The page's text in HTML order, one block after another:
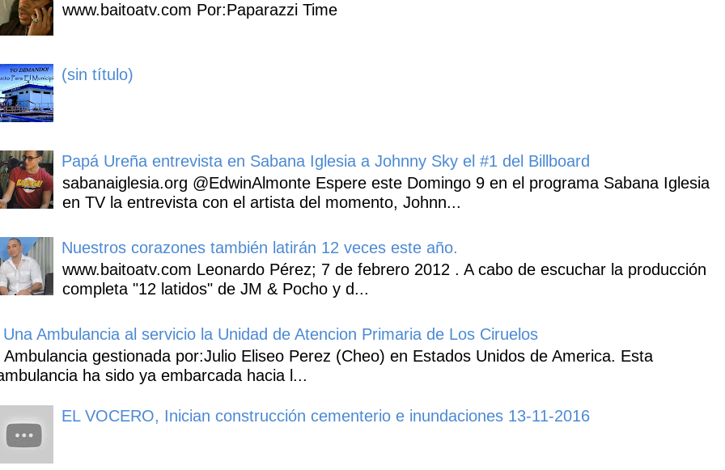
www.baitoatv.com Por:Paparazzi Time
(sin título)
Papá Ureña entrevista en Sabana Iglesia a Johnny Sky el #1 del Billboard
sabanaiglesia.org @EdwinAlmonte Espere este Domingo 9 en el programa Sabana Iglesia
en TV la entrevista con el artista del momento, Johnn...
Nuestros corazones también latirán 12 veces este año.
www.baitoatv.com Leonardo Pérez; 7 de febrero 2012 . A cabo de escuchar la producción
completa "12 latidos" de JM & Pocho y d...
Una Ambulancia al servicio la Unidad de Atencion Primaria de Los Ciruelos
Ambulancia gestionada por:Julio Eliseo Perez (Cheo) en Estados Unidos de America. Esta
ha sido ya embarcada hacia l...
EL VOCERO, Inician construcción cementerio e inundaciones 13-11-2016